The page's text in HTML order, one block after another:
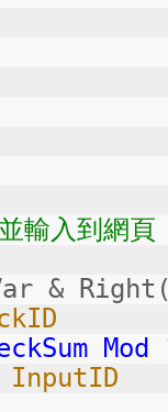
輸入到網頁
&